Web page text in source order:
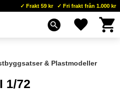
Frakt 59 kr Fri frakt från 1.000 kr
search Favoriter
& Plastmodeller
1/72